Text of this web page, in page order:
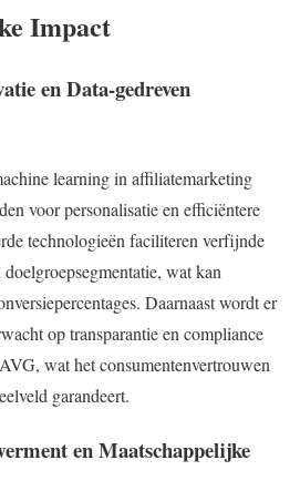
Impact
en Data-gedreven
learning in affiliatemarketing
voor personalisatie en efficiëntere
technologieën faciliteren verfijnde
wat kan
Daarnaast wordt er
op transparantie en compliance
wat het consumentenvertrouwen
garandeert.
en Maatschappelijke